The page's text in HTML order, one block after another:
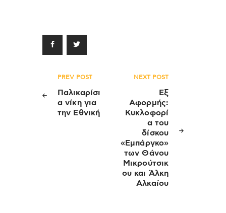
Πλοήγηση
άρθρων
PREV POST
Παλικαρίσι
α νίκη για
την Εθνική
NEXT POST
Εξ
Αφορμής:
Κυκλοφορί
α του
δίσκου
«Εμπάργκο»
των Θάνου
Μικρούτσικ
ου και Άλκη
Αλκαίου